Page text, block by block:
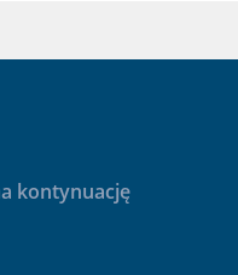
kontynuację